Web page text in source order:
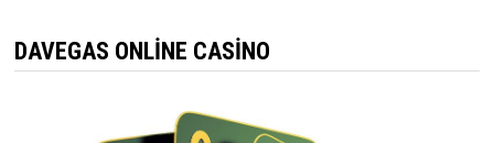
DAVEGAS ONLINE CASINO